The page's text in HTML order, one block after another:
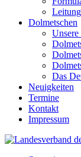
Dolmetschen
Unsere
Das
Neuigkeiten
Termine
Kontakt
Impressum